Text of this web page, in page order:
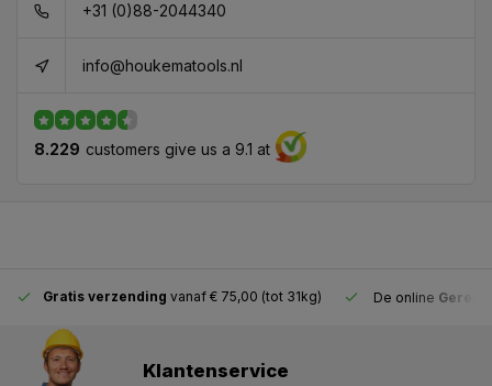
+31 (0)88-2044340
info@houkematools.nl
8.229 customers give us a 9.1 at
Gratis verzending vanaf € 75,00 (tot 31kg) De online
Klantenservice